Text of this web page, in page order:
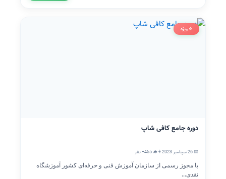
⭐ ویژه
دوره جامع کافی شاپ
📅 26 سپتامبر 2023
👨‍🎓 455+ نفر
با مجوز رسمی از سازمان آموزش فنی و حرفه‌ای کشور آموزشگاه
نقدی...